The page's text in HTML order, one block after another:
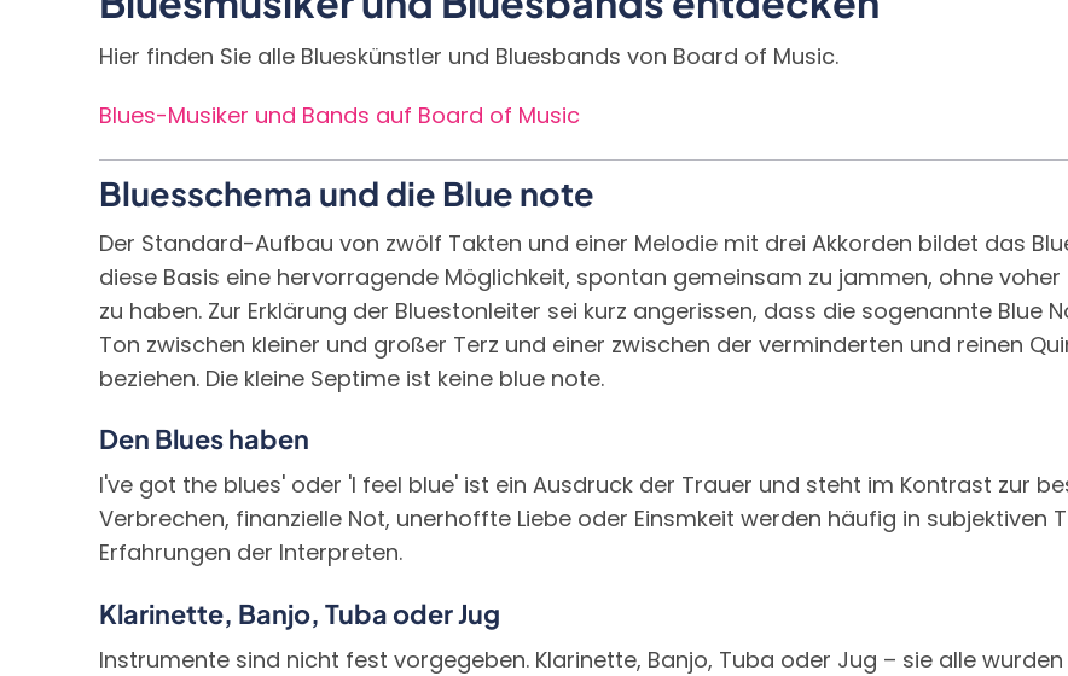
Hier finden Sie alle Blueskünstler und Bluesbands von Board of Music.
Blues-Musiker und Bands auf Board of Music
Bluesschema und die Blue note
Der Standard-Aufbau von zwölf Takten und einer Melodie mit drei Akkorden bildet das
diese Basis eine hervorragende Möglichkeit, spontan gemeinsam zu jammen, ohne
zu haben. Zur Erklärung der Bluestonleiter sei kurz angerissen, dass die sogenannte Blue
Ton zwischen kleiner und großer Terz und einer zwischen der verminderten und reinen
beziehen. Die kleine Septime ist keine blue note.
Den Blues haben
I've got the blues' oder 'I feel blue' ist ein Ausdruck der Trauer und steht im Kontrast zur
Verbrechen, finanzielle Not, unerhoffte Liebe oder Einsmkeit werden häufig in subjektiven
Erfahrungen der Interpreten.
Klarinette, Banjo, Tuba oder Jug
Instrumente sind nicht fest vorgegeben. Klarinette, Banjo, Tuba oder Jug – sie alle